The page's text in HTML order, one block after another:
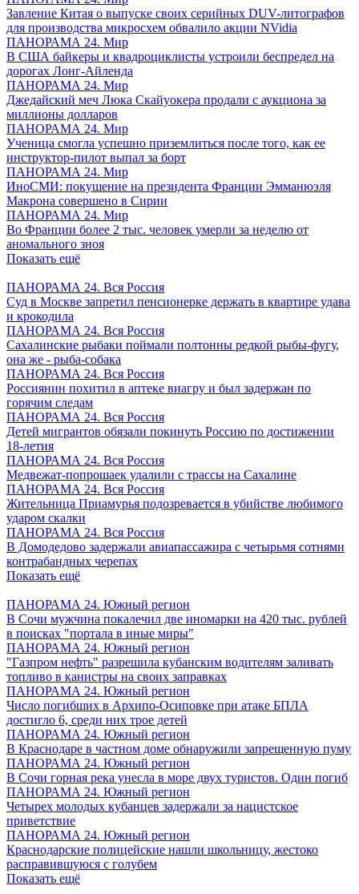
Завление Китая о выпуске своих серийных DUV-литографов
для производства микросхем обвалило акции NVidia
ПАНОРАМА 24. Мир
В США байкеры и квадроциклисты устроили беспредел на
дорогах Лонг-Айленда
ПАНОРАМА 24. Мир
Джедайский меч Люка Скайуокера продали с аукциона за
миллионы долларов
ПАНОРАМА 24. Мир
Ученица смогла успешно приземлиться после того, как ее
инструктор-пилот выпал за борт
ПАНОРАМА 24. Мир
ИноСМИ: покушение на президента Франции Эмманюэля
Макрона совершено в Сирии
ПАНОРАМА 24. Мир
Во Франции более 2 тыс. человек умерли за неделю от
аномального зноя
Показать ещё
ПАНОРАМА 24. Вся Россия
Суд в Москве запретил пенсионерке держать в квартире удава
и крокодила
ПАНОРАМА 24. Вся Россия
Сахалинские рыбаки поймали полтонны редкой рыбы-фугу,
она же - рыба-собака
ПАНОРАМА 24. Вся Россия
Россиянин похитил в аптеке виагру и был задержан по
горячим следам
ПАНОРАМА 24. Вся Россия
Детей мигрантов обязали покинуть Россию по достижении
18-летия
ПАНОРАМА 24. Вся Россия
Медвежат-попрошаек удалили с трассы на Сахалине
ПАНОРАМА 24. Вся Россия
Жительница Приамурья подозревается в убийстве любимого
ударом скалки
ПАНОРАМА 24. Вся Россия
В Домодедово задержали авиапассажира с четырьмя сотнями
контрабандных черепах
Показать ещё
ПАНОРАМА 24. Южный регион
В Сочи мужчина покалечил две иномарки на 420 тыс. рублей
в поисках "портала в иные миры"
ПАНОРАМА 24. Южный регион
"Газпром нефть" разрешила кубанским водителям заливать
топливо в канистры на своих заправках
ПАНОРАМА 24. Южный регион
Число погибших в Архипо-Осиповке при атаке БПЛА
достигло 6, среди них трое детей
ПАНОРАМА 24. Южный регион
В Краснодаре в частном доме обнаружили запрещенную пуму
ПАНОРАМА 24. Южный регион
В Сочи горная река унесла в море двух туристов. Один погиб
ПАНОРАМА 24. Южный регион
Четырех молодых кубанцев задержали за нацистское
приветствие
ПАНОРАМА 24. Южный регион
Краснодарские полицейские нашли школьницу, жестоко
расправившуюся с голубем
Показать ещё